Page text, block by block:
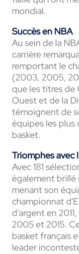
mondial.
Succès en NBA
Au sein de la
carrière
remportant le
(2003, 2005,
que les titres de
Ouest et de la
témoignent de
équipes les plus
basket.
Triomphes avec
Avec 181
également brillé
menant son
championnat
d'argent en
2005 et 2015.
basket français
leader